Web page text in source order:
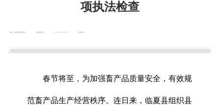
项执法检查
浏览次数： 发布时间：
2025-01-09 09:08
春节将至，为加强畜产品质量安全，有效规
范畜产品生产经营秩序。连日来，临夏县组织县